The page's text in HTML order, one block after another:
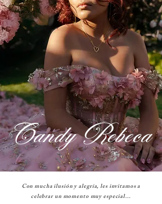
Candy Rebeca
Con mucha ilusión y alegría, les invitamos a
celebrar un momento muy especial…